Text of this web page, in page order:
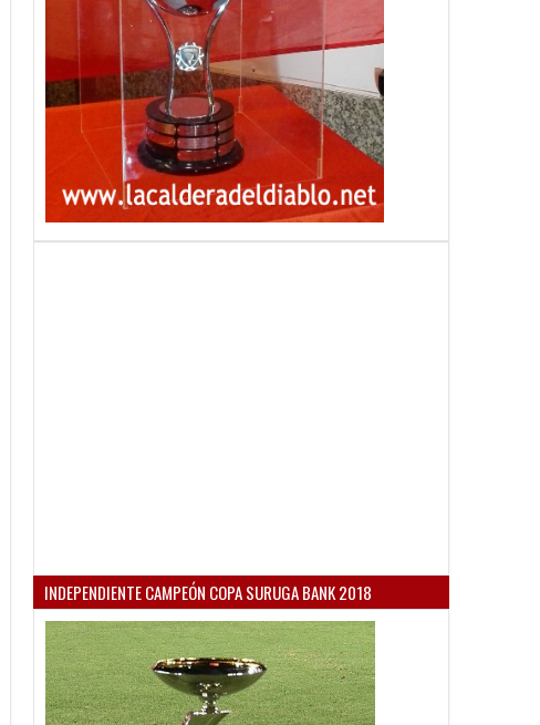
INDEPENDIENTE CAMPEÓN COPA SURUGA BANK 2018